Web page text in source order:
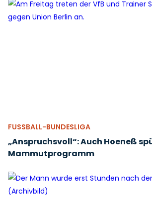
FUSSBALL-BUNDESLIGA
„Anspruchsvoll“: Auch Hoeneß
Mammutprogramm